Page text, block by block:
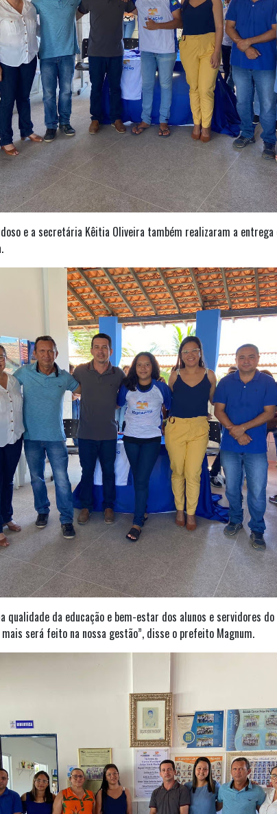
e a secretária Kêitia Oliveira também realizaram a
qualidade da educação e bem-estar dos alunos e servidores
será feito na nossa gestão”, disse o prefeito Magnum.